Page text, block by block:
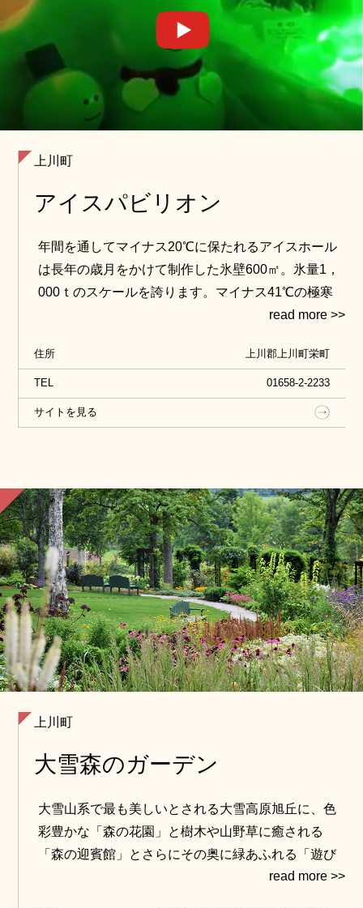
上川町
アイスパビリオン
年間を通してマイナス20℃に保たれるアイスホール
は長年の歳月をかけて制作した氷壁600㎡。氷量1，
000ｔのスケールを誇ります。マイナス41℃の極寒
体験やダイアモンドダストなど魅力たっぷりの体験
住所 上川郡上川町栄町
TEL 01658-2-2233
サイトを見る
上川町
大雪森のガーデン
大雪山系で最も美しいとされる大雪高原旭丘に、色
彩豊かな「森の花園」と樹木や山野草に癒される
「森の迎賓館」とさらにその奥に緑あふれる「遊び
の森」の３つのエリアで構成された庭が広がりま